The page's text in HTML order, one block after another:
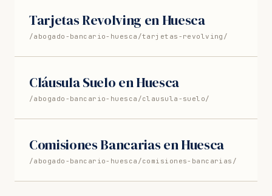
Tarjetas Revolving en Huesca
/abogado-bancario-huesca/tarjetas-revolving/
Cláusula Suelo en Huesca
/abogado-bancario-huesca/clausula-suelo/
Comisiones Bancarias en Huesca
/abogado-bancario-huesca/comisiones-bancarias/